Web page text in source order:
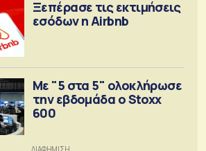
Ξεπέρασε τις εκτιμήσεις
εσόδων η Airbnb
Με "5 στα 5" ολοκλήρωσε
την εβδομάδα ο Stoxx
600